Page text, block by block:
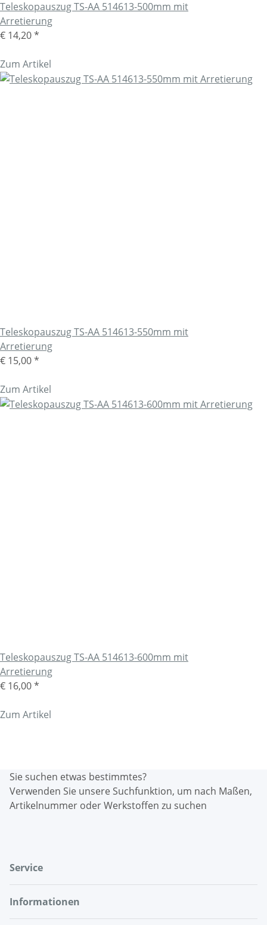
Teleskopauszug TS-AA 514613-500mm mit
Arretierung
€ 14,20*
Zum Artikel
Teleskopauszug TS-AA 514613-550mm mit
Arretierung
€ 15,00*
Zum Artikel
Teleskopauszug TS-AA 514613-600mm mit
Arretierung
€ 16,00*
Zum Artikel
Sie suchen etwas bestimmtes?
Verwenden Sie unsere Suchfunktion, um nach Maßen,
Artikelnummer oder Werkstoffen zu suchen
Service
Informationen